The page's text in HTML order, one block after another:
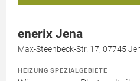
enerix Jena
Max-Steenbeck-Str. 17, 07745
HEIZUNG SPEZIALGEBIETE